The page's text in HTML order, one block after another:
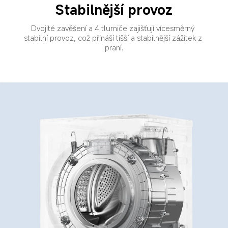
Stabilnější provoz
Dvojité zavěšení a 4 tlumiče zajišťují vícesměrný
stabilní provoz, což přináší tišší a stabilnější zážitek z
praní.